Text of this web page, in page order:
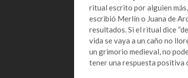
ritual escrito por alguien
escribió Merlín o Juana de
resultados. Si el ritual dice
vida se vaya a un caño no
un grimorio medieval, no
tener una respuesta positiva